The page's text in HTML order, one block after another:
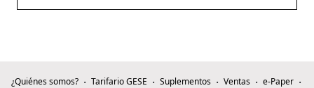
¿Quiénes somos? Tarifario GESE Suplementos Ventas
e-Paper